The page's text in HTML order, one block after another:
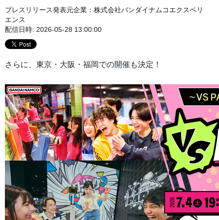
プレスリリース発表元企業： 株式会社バンダイナムコエクスペリ
エンス
配信日時: 2026-05-28 13:00:00
さらに、東京・大阪・福岡での開催も決定！